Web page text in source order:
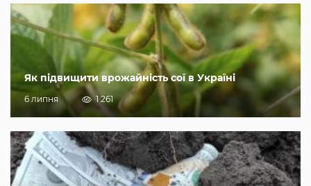
Як підвищити врожайність сої в Україні
6 липня 1 261